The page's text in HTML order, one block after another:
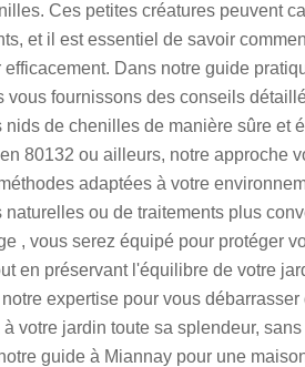
Ces petites créatures peuvent
et il est essentiel de savoir
efficacement. Dans notre guide
vous fournissons des conseils
nids de chenilles de manière sûre et
80132 ou ailleurs, notre approche
adaptées à votre
naturelles ou de traitements plus
, vous serez équipé pour protéger
en préservant l'équilibre de votre
expertise pour vous
votre jardin toute sa splendeur,
guide à Miannay pour une